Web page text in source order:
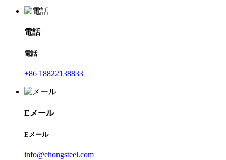
電話
電話
+86 18822138833
Eメール
Eメール
info@ehongsteel.com